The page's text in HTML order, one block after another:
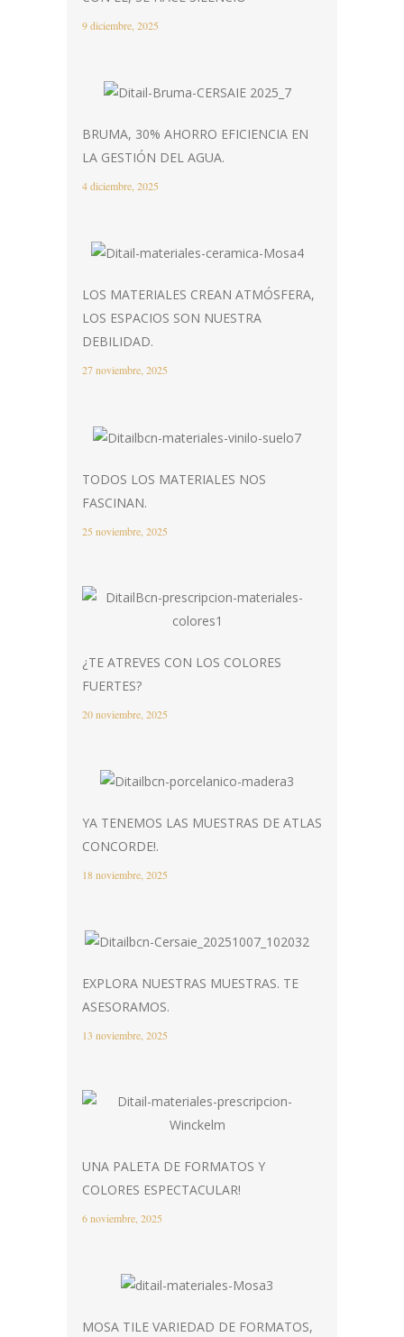
9 diciembre, 2025
BRUMA, 30% AHORRO EFICIENCIA EN
LA GESTIÓN DEL AGUA.
4 diciembre, 2025
LOS MATERIALES CREAN ATMÓSFERA,
LOS ESPACIOS SON NUESTRA
DEBILIDAD.
27 noviembre, 2025
TODOS LOS MATERIALES NOS
FASCINAN.
25 noviembre, 2025
¿TE ATREVES CON LOS COLORES
FUERTES?
20 noviembre, 2025
YA TENEMOS LAS MUESTRAS DE ATLAS
CONCORDE!.
18 noviembre, 2025
EXPLORA NUESTRAS MUESTRAS. TE
ASESORAMOS.
13 noviembre, 2025
UNA PALETA DE FORMATOS Y
COLORES ESPECTACULAR!
6 noviembre, 2025
MOSA TILE VARIEDAD DE FORMATOS,